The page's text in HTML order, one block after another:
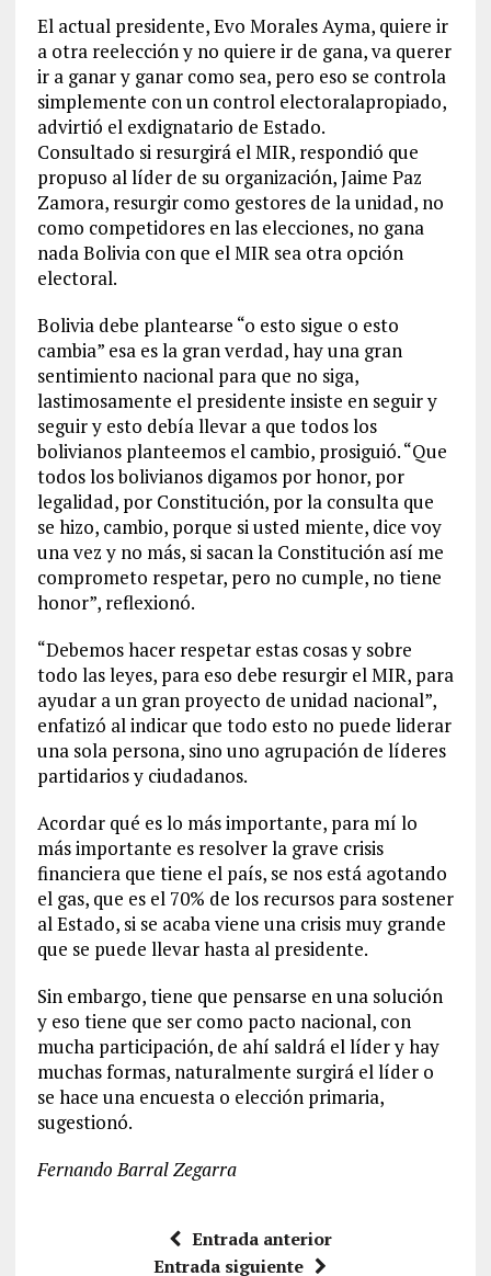
El actual presidente, Evo Morales Ayma, quiere ir
a otra reelección y no quiere ir de gana, va querer
ir a ganar y ganar como sea, pero eso se controla
simplemente con un control electoralapropiado,
advirtió el exdignatario de Estado.
Consultado si resurgirá el MIR, respondió que
propuso al líder de su organización, Jaime Paz
Zamora, resurgir como gestores de la unidad, no
como competidores en las elecciones, no gana
nada Bolivia con que el MIR sea otra opción
electoral.
Bolivia debe plantearse “o esto sigue o esto
cambia” esa es la gran verdad, hay una gran
sentimiento nacional para que no siga,
lastimosamente el presidente insiste en seguir y
seguir y esto debía llevar a que todos los
bolivianos planteemos el cambio, prosiguió. “Que
todos los bolivianos digamos por honor, por
legalidad, por Constitución, por la consulta que
se hizo, cambio, porque si usted miente, dice voy
una vez y no más, si sacan la Constitución así me
comprometo respetar, pero no cumple, no tiene
honor”, reflexionó.
“Debemos hacer respetar estas cosas y sobre
todo las leyes, para eso debe resurgir el MIR, para
ayudar a un gran proyecto de unidad nacional”,
enfatizó al indicar que todo esto no puede liderar
una sola persona, sino uno agrupación de líderes
partidarios y ciudadanos.
Acordar qué es lo más importante, para mí lo
más importante es resolver la grave crisis
financiera que tiene el país, se nos está agotando
el gas, que es el 70% de los recursos para sostener
al Estado, si se acaba viene una crisis muy grande
que se puede llevar hasta al presidente.
Sin embargo, tiene que pensarse en una solución
y eso tiene que ser como pacto nacional, con
mucha participación, de ahí saldrá el líder y hay
muchas formas, naturalmente surgirá el líder o
se hace una encuesta o elección primaria,
sugestionó.
Fernando Barral Zegarra
Entrada anterior
Entrada siguiente